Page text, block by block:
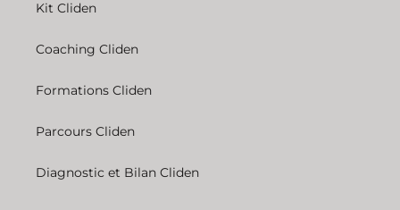
Kit Cliden
Coaching Cliden
Formations Cliden
Parcours Cliden
Diagnostic et Bilan Cliden